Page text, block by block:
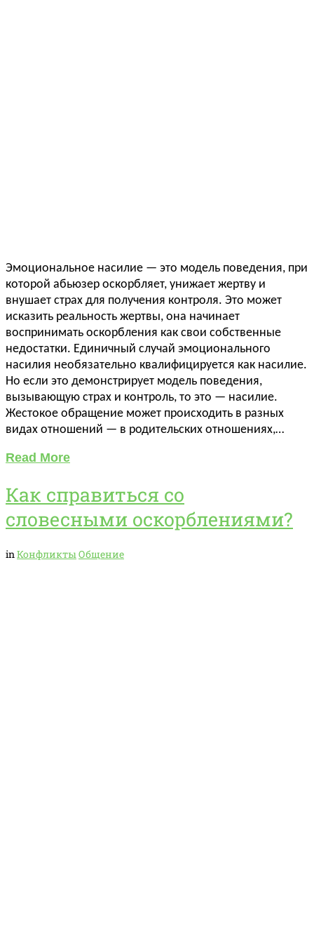
Эмоциональное насилие — это модель поведения, при
которой абьюзер оскорбляет, унижает жертву и
внушает страх для получения контроля. Это может
исказить реальность жертвы, она начинает
воспринимать оскорбления как свои собственные
недостатки. Единичный случай эмоционального
насилия необязательно квалифицируется как насилие.
Но если это демонстрирует модель поведения,
вызывающую страх и контроль, то это — насилие.
Жестокое обращение может происходить в разных
видах отношений — в родительских отношениях,…
Read More
Как справиться со
словесными оскорблениями?
inКонфликтыОбщение